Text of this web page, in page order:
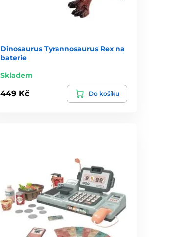
Dinosaurus Tyrannosaurus Rex na
baterie
Skladem
449 Kč Do košíku